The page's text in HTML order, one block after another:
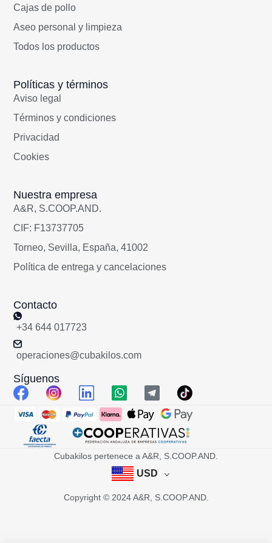
Cajas de pollo
Aseo personal y limpieza
Todos los productos
Políticas y términos
Aviso legal
Términos y condiciones
Privacidad
Cookies
Nuestra empresa
A&R, S.COOP.AND.
CIF: F13737705
Torneo, Sevilla, España, 41002
Política de entrega y cancelaciones
Contacto
+34 644 017723
operaciones@cubakilos.com
Síguenos
Cubakilos pertenece a A&R, S.COOP.AND.
USD
Copyright © 2024 A&R, S.COOP.AND.